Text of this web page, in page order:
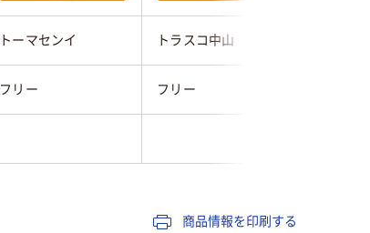
トーマセンイ トラスコ中山
フリー フリー
商品情報を印刷する